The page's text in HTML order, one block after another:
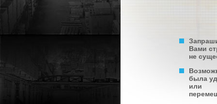
Вами
не
была
или